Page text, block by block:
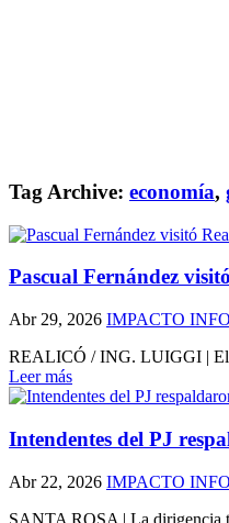
Tag Archive: economía,
Pascual Fernández
Abr 29, 2026 IMPACTO
REALICÓ / ING. LUIGGI | El
Leer más
Intendentes del PJ
Abr 22, 2026 IMPACTO
SANTA ROSA | La dirigencia